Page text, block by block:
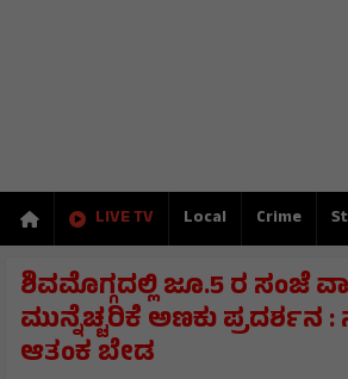
LIVE TV Local Crime
ಶಿವಮೊಗ್ಗದಲ್ಲಿ ಜೂ.5 ರ ಸಂಜೆ
ಮುನ್ನೆಚ್ಚರಿಕೆ ಅಣಕು ಪ್ರದರ್ಶನ
ಆತಂಕ ಬೇಡ